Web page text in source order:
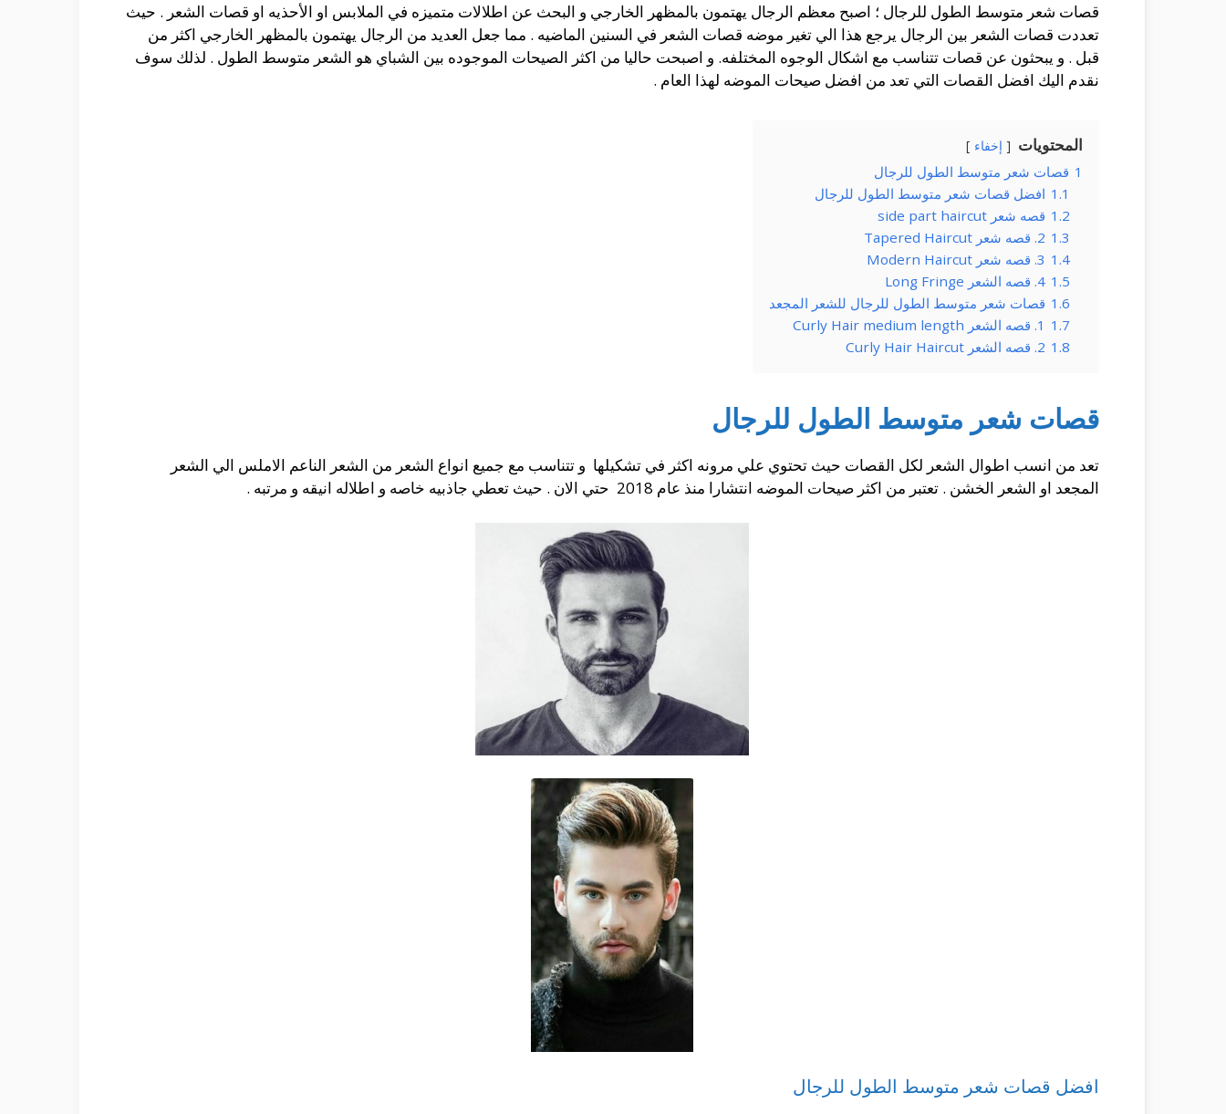
قصات شعر متوسط الطول للرجال ؛ اصبح معظم الرجال يهتمون بالمظهر الخارجي و البحث عن اطلالات متميزه في الملابس او الأحذيه او قصات الشعر . حيث
تعددت قصات الشعر بين الرجال يرجع هذا الي تغير موضه قصات الشعر في السنين الماضيه . مما جعل العديد من الرجال يهتمون بالمظهر الخارجي اكثر من
قبل . و يبحثون عن قصات تتناسب مع اشكال الوجوه المختلفه. و اصبحت حاليا من اكثر الصيحات الموجوده بين الشباي هو الشعر متوسط الطول . لذلك سوف
نقدم اليك افضل القصات التي تعد من افضل صيحات الموضه لهذا العام .
المحتويات إخفاء
1 قصات شعر متوسط الطول للرجال
1.1 افضل قصات شعر متوسط الطول للرجال
1.2 قصه شعر side part haircut
1.3 2. قصه شعر Tapered Haircut
1.4 3. قصه شعر Modern Haircut
1.5 4. قصه الشعر Long Fringe
1.6 قصات شعر متوسط الطول للرجال للشعر المجعد
1.7 1. قصه الشعر Curly Hair medium length
1.8 2. قصه الشعر Curly Hair Haircut
قصات شعر متوسط الطول للرجال
تعد من انسب اطوال الشعر لكل القصات حيث تحتوي علي مرونه اكثر في تشكيلها و تتناسب مع جميع انواع الشعر من الشعر الناعم الاملس الي الشعر
المجعد او الشعر الخشن . تعتبر من اكثر صيحات الموضه انتشارا منذ عام 2018 حتي الان . حيث تعطي جاذبيه خاصه و اطلاله انيقه و مرتبه .
افضل قصات شعر متوسط الطول للرجال